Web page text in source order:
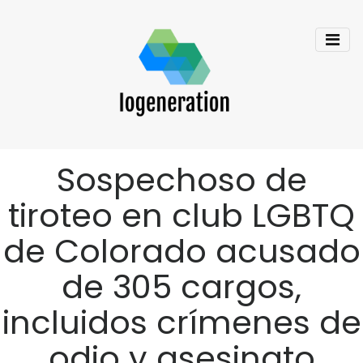
Sospechoso de
tiroteo en club LGBTQ
de Colorado acusado
de 305 cargos,
incluidos crímenes de